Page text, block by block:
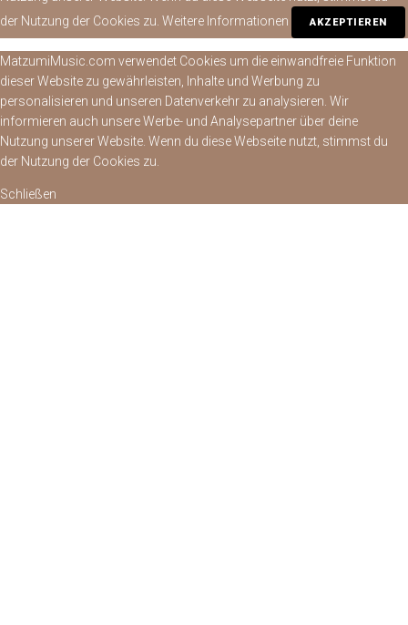
der Nutzung der Cookies zu. Weitere Informationen AKZEPTIEREN
MatzumiMusic.com verwendet Cookies um die einwandfreie Funktion
dieser Website zu gewährleisten, Inhalte und Werbung zu
personalisieren und unseren Datenverkehr zu analysieren. Wir
informieren auch unsere Werbe- und Analysepartner über deine
Nutzung unserer Website. Wenn du diese Webseite nutzt, stimmst du
der Nutzung der Cookies zu.
Schließen